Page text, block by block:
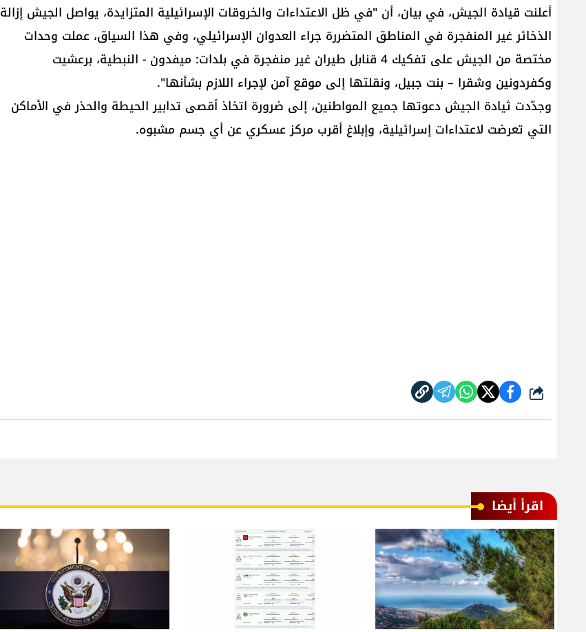
أعلنت قيادة الجيش، في بيان، أن "في ظل الاعتداءات والخروقات الإسرائيلية المتزايدة، يواصل الجيش إزالة
الذخائر غير المنفجرة في المناطق المتضررة جراء العدوان الإسرائيلي، وفي هذا السياق، عملت وحدات
مختصة من الجيش على تفكيك 4 قنابل طيران غير منفجرة في بلدات: ميفدون - النبطية، برعشيت
وكفردونين وشقرا – بنت جبيل، ونقلتها إلى موقع آمن لإجراء اللازم بشأنها".
وجدّدت ثيادة الجيش دعوتها جميع المواطنين، إلى ضرورة اتخاذ أقصى تدابير الحيطة والحذر في الأماكن
التي تعرضت لاعتداءات إسرائيلية، وإبلاغ أقرب مركز عسكري عن أي جسم مشبوه.
شارك
اقرأ أيضا